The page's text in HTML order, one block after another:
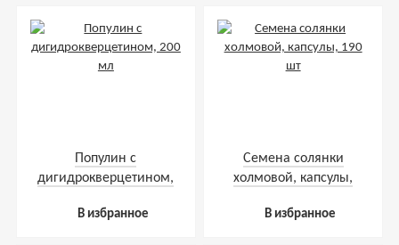
Популин с
дигидрокверцетином,
В избранное
Семена солянки
холмовой, капсулы,
В избранное